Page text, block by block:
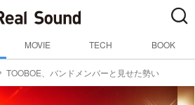
MOVIE TECH BOOK
TOOBOE、バンドメンバーと見せた勢い